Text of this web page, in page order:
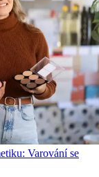
Varování se